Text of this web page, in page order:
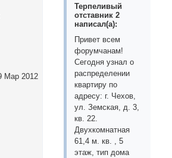
Мар 2012
Терпеливый
отставник 2
написал(а):
Привет всем
форумчанам!
Сегодня узнал о
распределении
квартиру по
адресу: г. Чехов,
ул. Земская, д. 3,
кв. 22.
Двухкомнатная
61,4 м. кв. , 5
этаж, тип дома